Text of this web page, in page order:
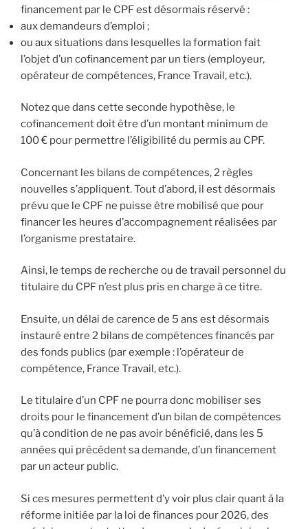
financement par le CPF est désormais réservé :
aux demandeurs d’emploi ;
ou aux situations dans lesquelles la formation fait
l’objet d’un cofinancement par un tiers (employeur,
opérateur de compétences, France Travail, etc.).
Notez que dans cette seconde hypothèse, le
cofinancement doit être d’un montant minimum de
100 € pour permettre l’éligibilité du permis au CPF.
Concernant les bilans de compétences, 2 règles
nouvelles s’appliquent. Tout d’abord, il est désormais
prévu que le CPF ne puisse être mobilisé que pour
financer les heures d’accompagnement réalisées par
l’organisme prestataire.
Ainsi, le temps de recherche ou de travail personnel du
titulaire du CPF n’est plus pris en charge à ce titre.
Ensuite, un délai de carence de 5 ans est désormais
instauré entre 2 bilans de compétences financés par
des fonds publics (par exemple : l’opérateur de
compétence, France Travail, etc.).
Le titulaire d’un CPF ne pourra donc mobiliser ses
droits pour le financement d’un bilan de compétences
qu’à condition de ne pas avoir bénéficié, dans les 5
années qui précédent sa demande, d’un financement
par un acteur public.
Si ces mesures permettent d’y voir plus clair quant à la
réforme initiée par la loi de finances pour 2026, des